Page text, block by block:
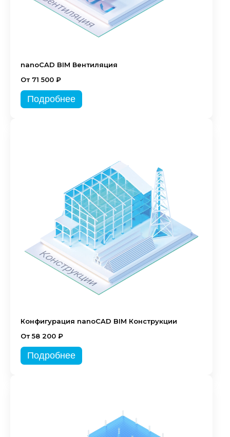
nanoCAD BIM Вентиляция
От 71 500 ₽
Подробнее
Конфигурация nanoCAD BIM Конструкции
От 58 200 ₽
Подробнее